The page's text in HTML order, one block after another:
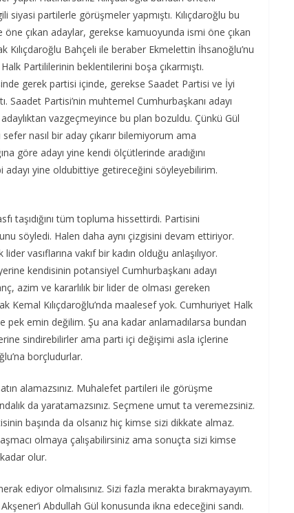
siyasi partilerle görüşmeler yapmıştı. Kılıçdaroğlu bu
çıkan adaylar, gerekse kamuoyunda ismi öne çıkan
Kılıçdaroğlu Bahçeli ile beraber Ekmelettin İhsanoğlu’nu
Partililerinin beklentilerini boşa çıkarmıştı.
gerek partisi içinde, gerekse Saadet Partisi ve İyi
Partisi’nin muhtemel Cumhurbaşkanı adayı
vazgeçmeyince bu plan bozuldu. Çünkü Gül
nasıl bir aday çıkarır bilemiyorum ama
göre adayı yine kendi ölçütlerinde aradığını
yine oldubittiye getireceğini söyleyebilirim.
taşıdığını tüm topluma hissettirdi. Partisini
söyledi. Halen daha aynı çizgisini devam ettiriyor.
vasıflarına vakıf bir kadın olduğu anlaşılıyor.
kendisinin potansiyel Cumhurbaşkanı adayı
azim ve kararlılık bir lider de olması gereken
Kemal Kılıçdaroğlu’nda maalesef yok. Cumhuriyet Halk
pek emin değilim. Şu ana kadar anlamadılarsa bundan
sindirebilirler ama parti içi değişimi asla içlerine
borçludurlar.
alamazsınız. Muhalefet partileri ile görüşme
da yaratamazsınız. Seçmene umut ta veremezsiniz.
başında da olsanız hiç kimse sizi dikkate almaz.
olmaya çalışabilirsiniz ama sonuçta sizi kimse
kadar olur.
ediyor olmalısınız. Sizi fazla merakta bırakmayayım.
Abdullah Gül konusunda ikna edeceğini sandı.